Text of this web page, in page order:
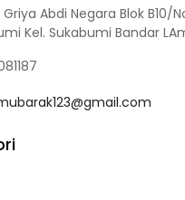
Abdi Negara Blok B10/
Kel. Sukabumi Bandar